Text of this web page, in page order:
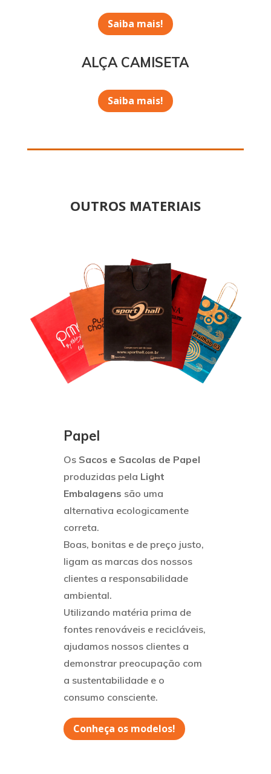
Saiba mais!
ALÇA CAMISETA
Saiba mais!
OUTROS MATERIAIS
Papel
Os Sacos e Sacolas de Papel
produzidas pela Light
Embalagens são uma
alternativa ecologicamente
correta.
Boas, bonitas e de preço justo,
ligam as marcas dos nossos
clientes a responsabilidade
ambiental.
Utilizando matéria prima de
fontes renováveis e recicláveis,
ajudamos nossos clientes a
demonstrar preocupação com
a sustentabilidade e o
consumo consciente.
Conheça os modelos!